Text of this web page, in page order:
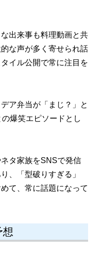
出来事も料理動画と共
な声が多く寄せられ話
イル公開で常に注目を
ア弁当が「まじ？」と
爆笑エピソードとし
タ家族をSNSで発信
、「型破りすぎる」
て、常に話題になって